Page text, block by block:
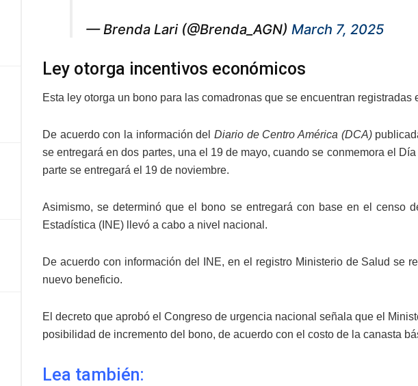
— Brenda Lari (@Brenda_AGN) March 7, 2025
Ley otorga incentivos económicos
Esta ley otorga un bono para las comadronas que se encuentran
De acuerdo con la información del Diario de Centro América (DCA)
se entregará en dos partes, una el 19 de mayo, cuando se conmemora el
parte se entregará el 19 de noviembre.
Asimismo, se determinó que el bono se entregará con base en el censo
Estadística (INE) llevó a cabo a nivel nacional.
De acuerdo con información del INE, en el registro Ministerio de Salud se
nuevo beneficio.
El decreto que aprobó el Congreso de urgencia nacional señala que el
posibilidad de incremento del bono, de acuerdo con el costo de la canasta
Lea también: